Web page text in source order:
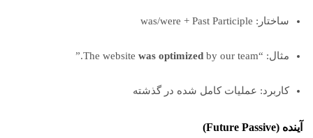
ساختار: was/were + Past Participle
مثال: “The website was optimizedby our team.”
کاربرد: عملیات کامل شده در گذشته
آینده (Future Passive)